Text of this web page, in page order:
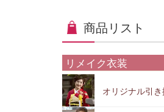
商品リスト
リメイク衣装
オリジナル引